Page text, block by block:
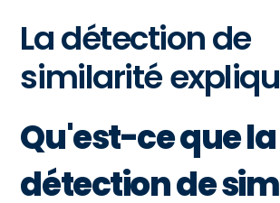
La détection de
similarité
Qu'est-ce que la
détection de